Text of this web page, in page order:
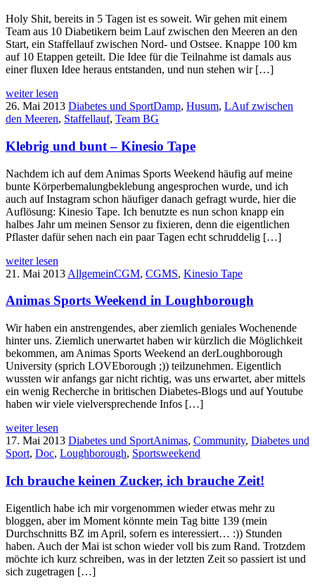
Holy Shit, bereits in 5 Tagen ist es soweit. Wir gehen mit einem
Team aus 10 Diabetikern beim Lauf zwischen den Meeren an den
Start, ein Staffellauf zwischen Nord- und Ostsee. Knappe 100 km
auf 10 Etappen geteilt. Die Idee für die Teilnahme ist damals aus
einer fluxen Idee heraus entstanden, und nun stehen wir […]
weiter lesen
26. Mai 2013 Diabetes und SportDamp, Husum, LAuf zwischen
den Meeren, Staffellauf, Team BG
Klebrig und bunt – Kinesio Tape
Nachdem ich auf dem Animas Sports Weekend häufig auf meine
bunte Körperbemalungbeklebung angesprochen wurde, und ich
auch auf Instagram schon häufiger danach gefragt wurde, hier die
Auflösung: Kinesio Tape. Ich benutzte es nun schon knapp ein
halbes Jahr um meinen Sensor zu fixieren, denn die eigentlichen
Pflaster dafür sehen nach ein paar Tagen echt schruddelig […]
weiter lesen
21. Mai 2013 AllgemeinCGM, CGMS, Kinesio Tape
Animas Sports Weekend in Loughborough
Wir haben ein anstrengendes, aber ziemlich geniales Wochenende
hinter uns. Ziemlich unerwartet haben wir kürzlich die Möglichkeit
bekommen, am Animas Sports Weekend an derLoughborough
University (sprich LOVEborough ;)) teilzunehmen. Eigentlich
wussten wir anfangs gar nicht richtig, was uns erwartet, aber mittels
ein wenig Recherche in britischen Diabetes-Blogs und auf Youtube
haben wir viele vielversprechende Infos […]
weiter lesen
17. Mai 2013 Diabetes und SportAnimas, Community, Diabetes und
Sport, Doc, Loughborough, Sportsweekend
Ich brauche keinen Zucker, ich brauche Zeit!
Eigentlich habe ich mir vorgenommen wieder etwas mehr zu
bloggen, aber im Moment könnte mein Tag bitte 139 (mein
Durchschnitts BZ im April, sofern es interessiert… :)) Stunden
haben. Auch der Mai ist schon wieder voll bis zum Rand. Trotzdem
möchte ich kurz schreiben, was in der letzten Zeit so passiert ist und
sich zugetragen […]